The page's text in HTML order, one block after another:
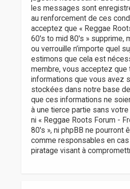
les messages sont
au renforcement de ces
acceptez que « Reggae
60's to mid 80's » supprime,
ou verrouille n’importe quel
estimons que cela est
membre, vous acceptez que
informations que vous avez
stockées dans notre base
que ces informations ne
à une tierce partie sans
ni « Reggae Roots Forum -
80's », ni phpBB ne pourront
comme responsables en
piratage visant à